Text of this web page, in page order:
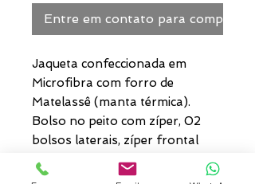
Entre em contato para comprar
Jaqueta confeccionada em
Microfibra com forro de
Matelassê (manta térmica).
Bolso no peito com zíper, 02
bolsos laterais, zíper frontal
com capa e 04 botões de
pressão, botões de pressão